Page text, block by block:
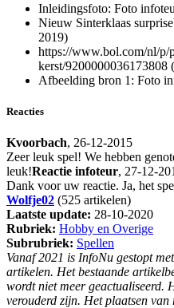
Inleidingsfoto: Foto
Nieuw Sinterklaas
2019)
https://www.bol.com/nl/p/
kerst/9200000036173808
Afbeelding bron 1: Foto
Reacties
Kvoorbach, 26-12-2015
Zeer leuk spel! We hebben
leuk!Reactie infoteur, 27-12-
Dank voor uw reactie. Ja, het
Wolfje02 (525 artikelen)
Laatste update: 28-10-2020
Rubriek: Hobby en Overige
Subrubriek: Spellen
Vanaf 2021 is InfoNu gestopt
artikelen. Het bestaande
wordt niet meer geactualiseerd.
verouderd zijn. Het plaatsen